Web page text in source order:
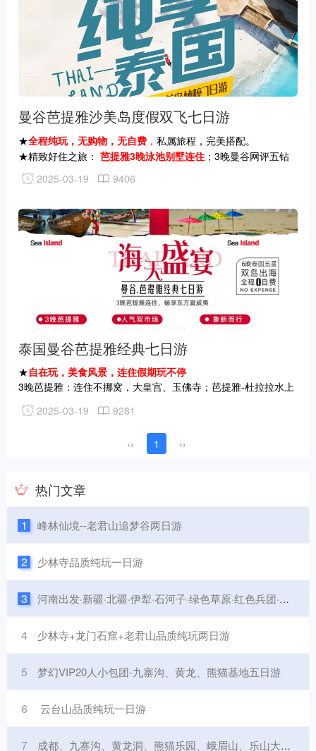
提雅】杜拉拉水上市场、丛林象园；芭提雅海鲜市场.自在逛、自
一天半自由活动
，放慢脚步，细细品味泰国
★一种行程两种玩法，想自由活动，吹吹海风，海边发呆，我们
有；想体验完美经典搭配旅程我们提供，你的行程你做主，想怎
么玩就怎么玩，怎么开心怎么玩！
曼谷芭提雅沙美岛度假双飞七日游
★全程纯玩，无购物，无自费 ， 私属旅程，完美搭配。
★精致好住之旅： 芭提雅3晚泳池别墅连住 ；3晚曼谷网评五钻
酒店
★优享海滨之旅： 泰国最小海洋国家公园沙美岛
★.经典泰国之旅：【曼谷】大皇宫.玉佛寺、湄南河游船；【芭
提雅】杜拉拉水上市场、丛林象园；芭提雅海鲜市场.自在逛、自
在尝；
一天半自由活动，放慢脚步，细细品味泰国
★一种行程两种玩法，想自由活动，吹吹海风，海边发呆，我们
美经典搭配旅程我们提供，你的行程你做主，想怎
么玩就怎么玩，怎么开心怎么玩！
2025-03-19 9406
泰国曼谷芭提雅经典七日游
★自在玩，美食风景，连住假期玩不停
3晚芭提雅：连住不挪窝， 大皇宫、玉佛寺；芭提雅-杜拉拉水上
市场
2025-03-19 9281
‹‹ 1 ››
热门文章
1 峰林仙境--老君山追梦谷两日游
2 少林寺品质纯玩一日游
3 河南出发·新疆·北疆·伊犁·石河子·绿色草原·红色兵团·之旅双飞八日游
4 少林寺+龙门石窟+老君山品质纯玩两日游
5 梦幻VIP20人小包团-九寨沟、黄龙、熊猫基地五日游
6 云台山品质纯玩一日游
7 成都、九寨沟、黄龙洞、熊猫乐园、峨眉山、乐山大佛七日游